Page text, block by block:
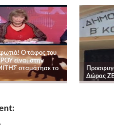
Ο τάφος του
είναι στην
σταμάτησε το
Δώρας